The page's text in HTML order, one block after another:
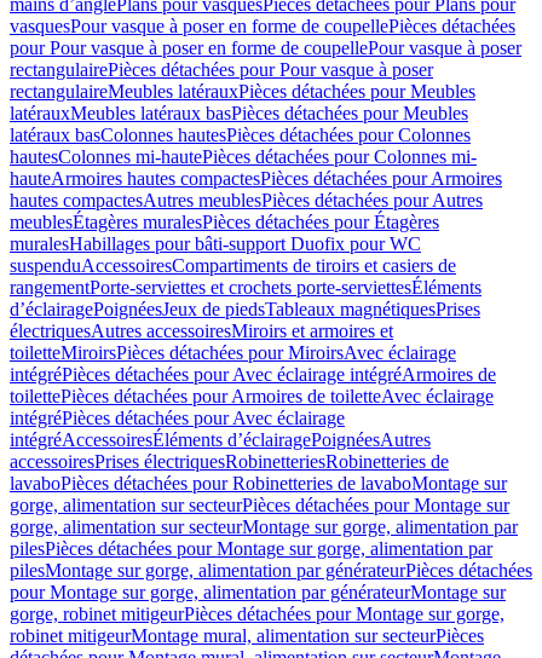
mains d’anglePlans pour vasquesPièces détachées pour Plans pour
vasquesPour vasque à poser en forme de coupellePièces détachées
pour Pour vasque à poser en forme de coupellePour vasque à poser
rectangulairePièces détachées pour Pour vasque à poser
rectangulaireMeubles latérauxPièces détachées pour Meubles
latérauxMeubles latéraux basPièces détachées pour Meubles
latéraux basColonnes hautesPièces détachées pour Colonnes
hautesColonnes mi-hautePièces détachées pour Colonnes mi-
hauteArmoires hautes compactesPièces détachées pour Armoires
hautes compactesAutres meublesPièces détachées pour Autres
meublesÉtagères muralesPièces détachées pour Étagères
muralesHabillages pour bâti-support Duofix pour WC
suspenduAccessoiresCompartiments de tiroirs et casiers de
rangementPorte-serviettes et crochets porte-serviettesÉléments
d’éclairagePoignéesJeux de piedsTableaux magnétiquesPrises
électriquesAutres accessoiresMiroirs et armoires et
toiletteMiroirsPièces détachées pour MiroirsAvec éclairage
intégréPièces détachées pour Avec éclairage intégréArmoires de
toilettePièces détachées pour Armoires de toiletteAvec éclairage
intégréPièces détachées pour Avec éclairage
intégréAccessoiresÉléments d’éclairagePoignéesAutres
accessoiresPrises électriquesRobinetteriesRobinetteries de
lavaboPièces détachées pour Robinetteries de lavaboMontage sur
gorge, alimentation sur secteurPièces détachées pour Montage sur
gorge, alimentation sur secteurMontage sur gorge, alimentation par
pilesPièces détachées pour Montage sur gorge, alimentation par
pilesMontage sur gorge, alimentation par générateurPièces détachées
pour Montage sur gorge, alimentation par générateurMontage sur
gorge, robinet mitigeurPièces détachées pour Montage sur gorge,
robinet mitigeurMontage mural, alimentation sur secteurPièces